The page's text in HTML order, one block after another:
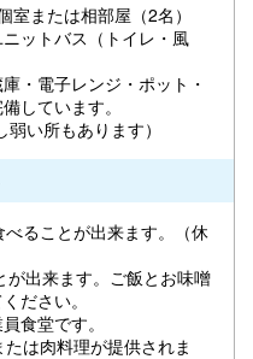
または相部屋（2名）
ットバス（トイレ・風
・電子レンジ・ポット・
しています。
い所もあります）
ることが出来ます。（休
が出来ます。ご飯とお味噌
ださい。
食堂です。
は肉料理が提供されま